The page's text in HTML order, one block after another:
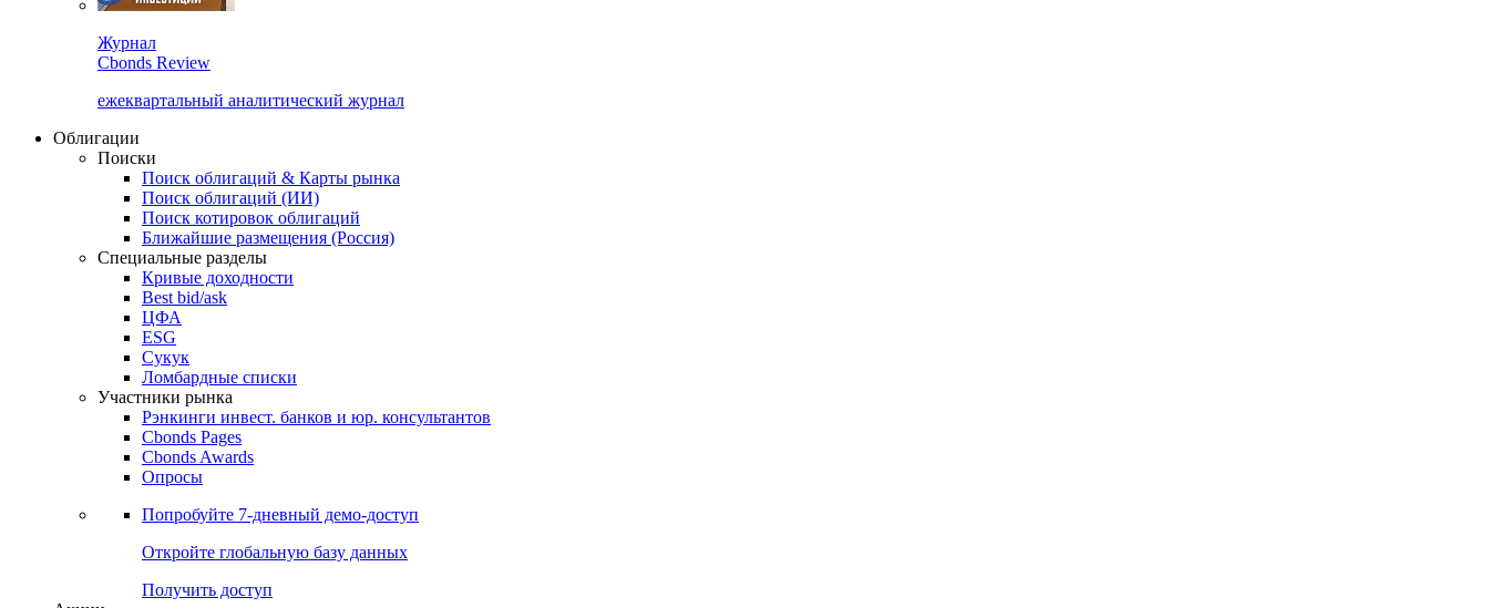
Журнал
Cbonds Review
ежеквартальный аналитический журнал
Облигации
Поиски
Поиск облигаций & Карты рынка
Поиск облигаций (ИИ)
Поиск котировок облигаций
Ближайшие размещения (Россия)
Специальные разделы
Кривые доходности
Best bid/ask
ЦФА
ESG
Сукук
Ломбардные списки
Участники рынка
Рэнкинги инвест. банков и юр. консультантов
Cbonds Pages
Cbonds Awards
Опросы
Попробуйте7-дневный